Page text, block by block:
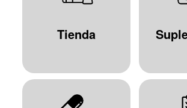
Tienda